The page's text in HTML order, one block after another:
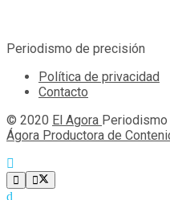
Periodismo de precisión
Política de privacidad
Contacto
© 2020 El Agora
Ágora Productora de